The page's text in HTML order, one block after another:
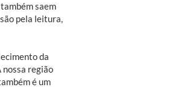
saem
pela leitura,
da
nossa região
é um